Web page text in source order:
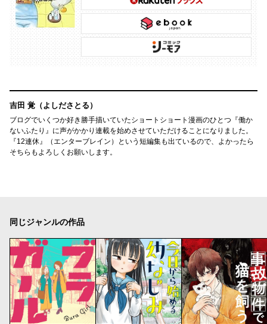
吉田 覚（よしださとる）
ブログでいくつか好き勝手描いていたショートショート漫画のひとつ『働か
ないふたり』に声がかかり連載を始めさせていただけることになりました。
『12連休』（エンターブレイン）という短編集も出ているので、よかったら
そちらもよろしくお願いします。
同じジャンルの作品